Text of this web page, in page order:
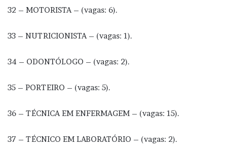
32 – MOTORISTA – (vagas: 6).
33 – NUTRICIONISTA – (vagas: 1).
34 – ODONTÓLOGO – (vagas: 2).
35 – PORTEIRO – (vagas: 5).
36 – TÉCNICA EM ENFERMAGEM – (vagas: 15).
37 – TÉCNICO EM LABORATÓRIO – (vagas: 2).